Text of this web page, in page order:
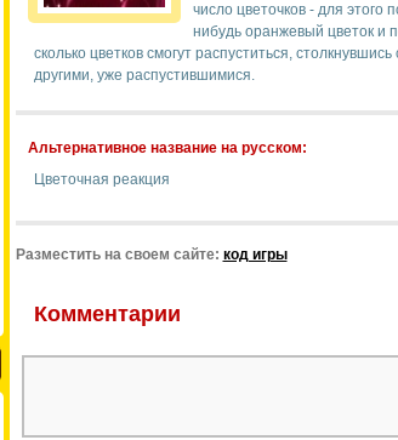
число цветочков - для этого
нибудь оранжевый цветок и
сколько цветков смогут распуститься,
другими, уже распустившимися.
Альтернативное название на русском:
Цветочная реакция
Разместить на своем сайте: код игры
Комментарии